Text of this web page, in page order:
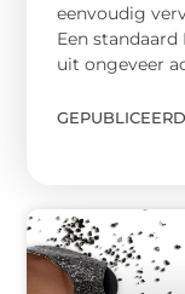
eenvoudig
Een
uit ongeveer